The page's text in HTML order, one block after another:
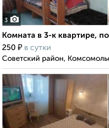
3
Комната в 3-к квартире,
250 ₽ в сутки
Советский район,